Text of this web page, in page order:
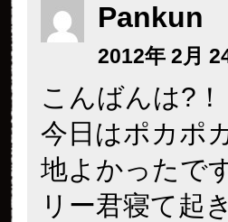
Pankun
2012年 2月
こんばんは?！
今日はポカポ
地よかったで
リー君寝て起